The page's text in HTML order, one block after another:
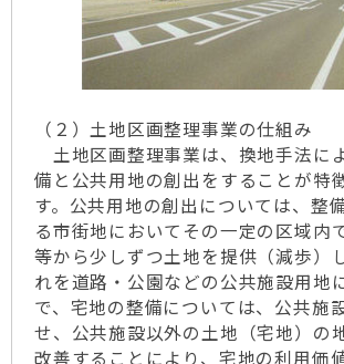
（２）土地区画整理事業の仕組み
土地区画整理事業は、換地手法に
備と公共用地の創出をすることが特
す。公共用地の創出については、整
る市街地においてその一定の区域内
等から少しずつ土地を提供（減歩）
れを道路・公園などの公共施設用地
で、宅地の整備については、公共施
せ、公共施設以外の土地（宅地）の
改善することにより、宅地の利用価